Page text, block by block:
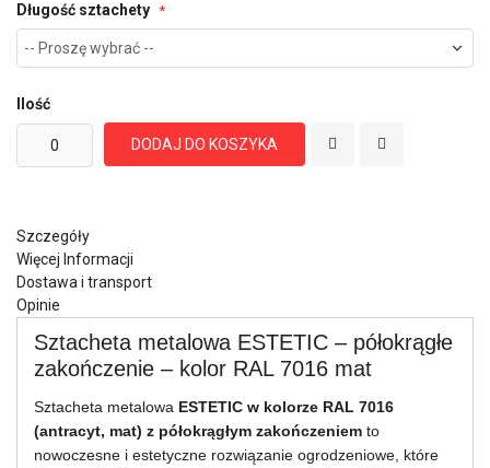
Długość sztachety
Ilość
DODAJ DO KOSZYKA
Szczegóły
Więcej Informacji
Dostawa i transport
Opinie
Sztacheta metalowa ESTETIC – półokrągłe
zakończenie – kolor RAL 7016 mat
Sztacheta metalowa ESTETIC w kolorze RAL 7016
(antracyt, mat) z półokrągłym zakończeniem to
nowoczesne i estetyczne rozwiązanie ogrodzeniowe, które